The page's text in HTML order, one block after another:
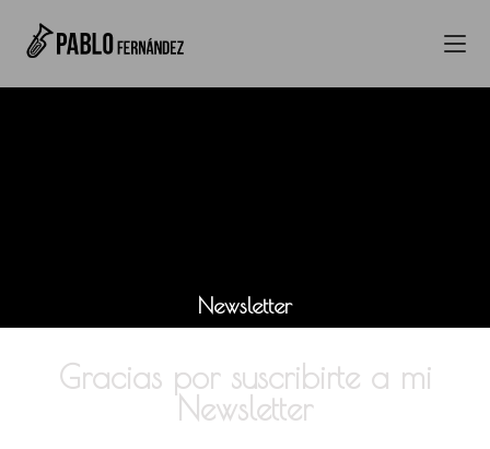
Newsletter
Gracias por suscribirte a mi
Newsletter